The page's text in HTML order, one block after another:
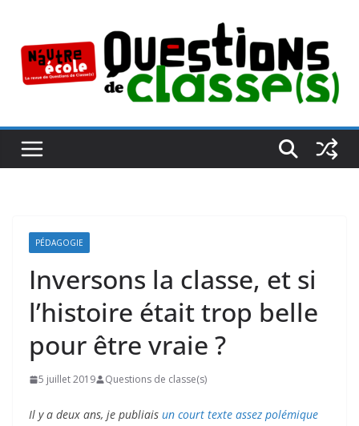
contenu
PÉDAGOGIE
Inversons la classe, et si
l’histoire était trop belle
pour être vraie ?
5 juillet 2019 Questions de classe(s)
Il y a deux ans, je publiais un court texte assez polémique